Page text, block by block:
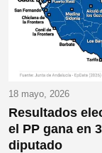
18 mayo, 2026
Resultados
el PP gana en
diputado